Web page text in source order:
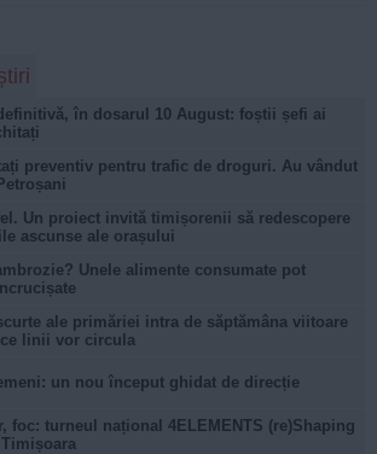
în dosarul 10 August: foștii șefi ai
preventiv pentru trafic de droguri. Au vândut
Un proiect invită timișorenii să redescopere
ascunse ale orașului
Unele alimente consumate pot
ale primăriei intra de săptămâna viitoare
linii vor circula
un nou început ghidat de direcție
foc: turneul național 4ELEMENTS (re)Shaping